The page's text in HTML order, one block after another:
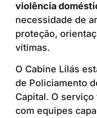
violência
necessidade de
proteção,
vítimas.
O Cabine Lilás
de Policiamento
Capital. O
com equipes